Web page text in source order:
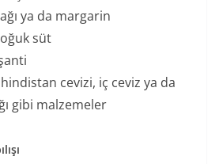
ya da margarin
süt
cevizi, iç ceviz ya da
gibi malzemeler